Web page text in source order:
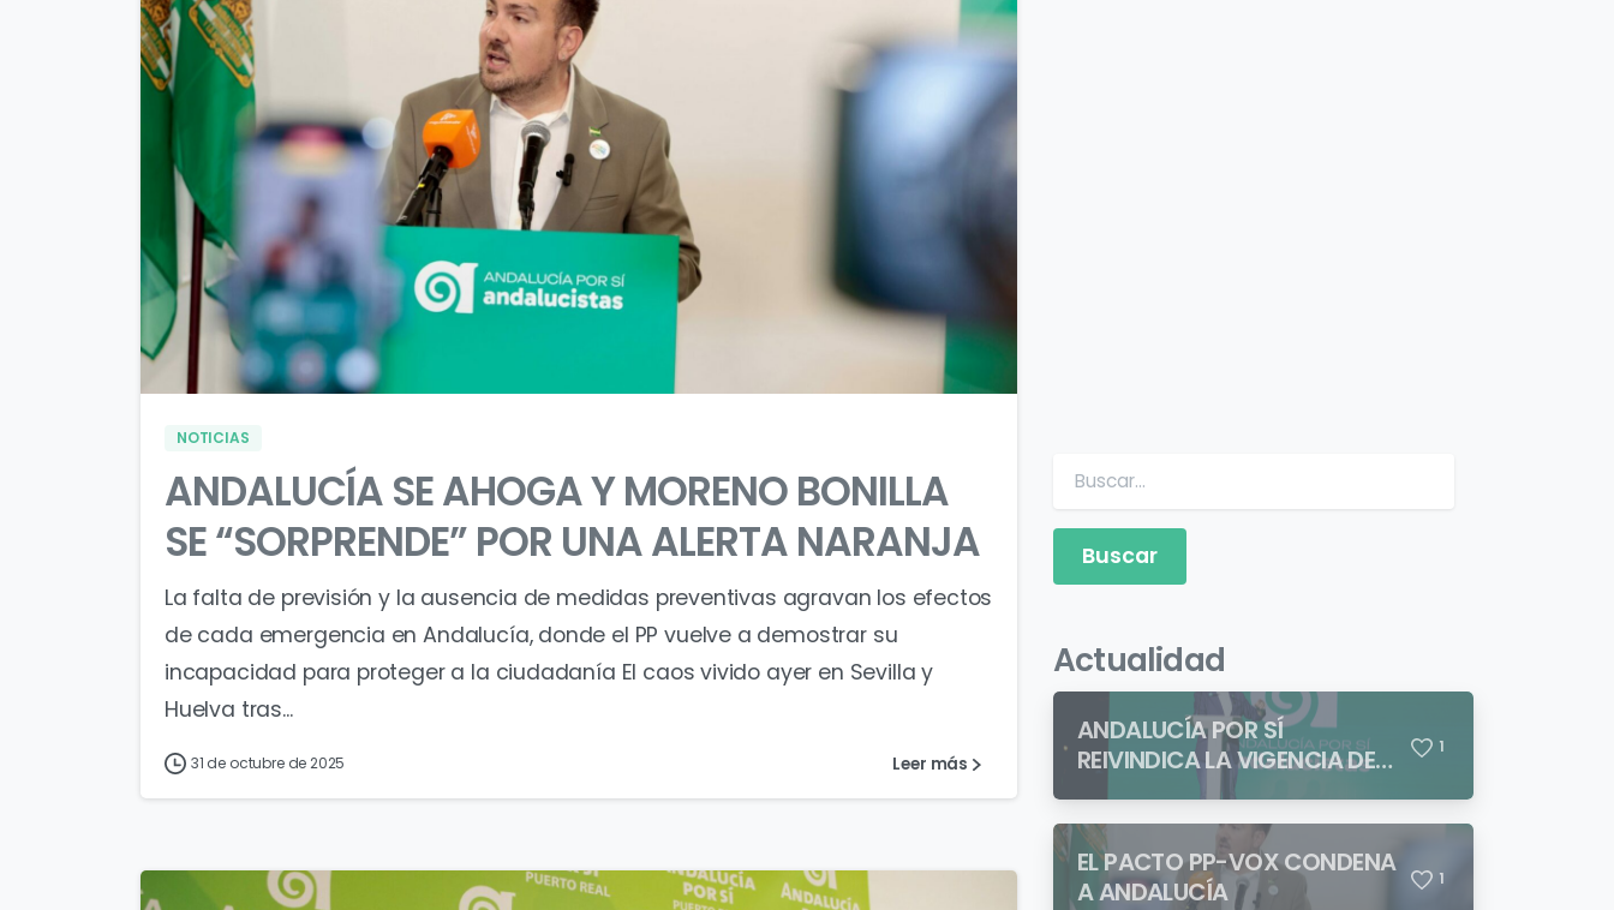
NOTICIAS
ANDALUCÍA SE AHOGA Y MORENO BONILLA
SE “SORPRENDE” POR UNA ALERTA NARANJA
La falta de previsión y la ausencia de medidas preventivas agravan los efectos
de cada emergencia en Andalucía, donde el PP vuelve a demostrar su
incapacidad para proteger a la ciudadanía El caos vivido ayer en Sevilla y
Huelva tras...
31 de octubre de 2025 Leer más
Actualidad
ANDALUCÍA POR SÍ
REIVINDICA LA VIGENCIA DE
BLAS INFANTE FRENTE A
QUIENES PRETENDEN NEGAR
LA IDENTIDAD ANDALUZA
1
EL PACTO PP-VOX CONDENA
A ANDALUCÍA
1